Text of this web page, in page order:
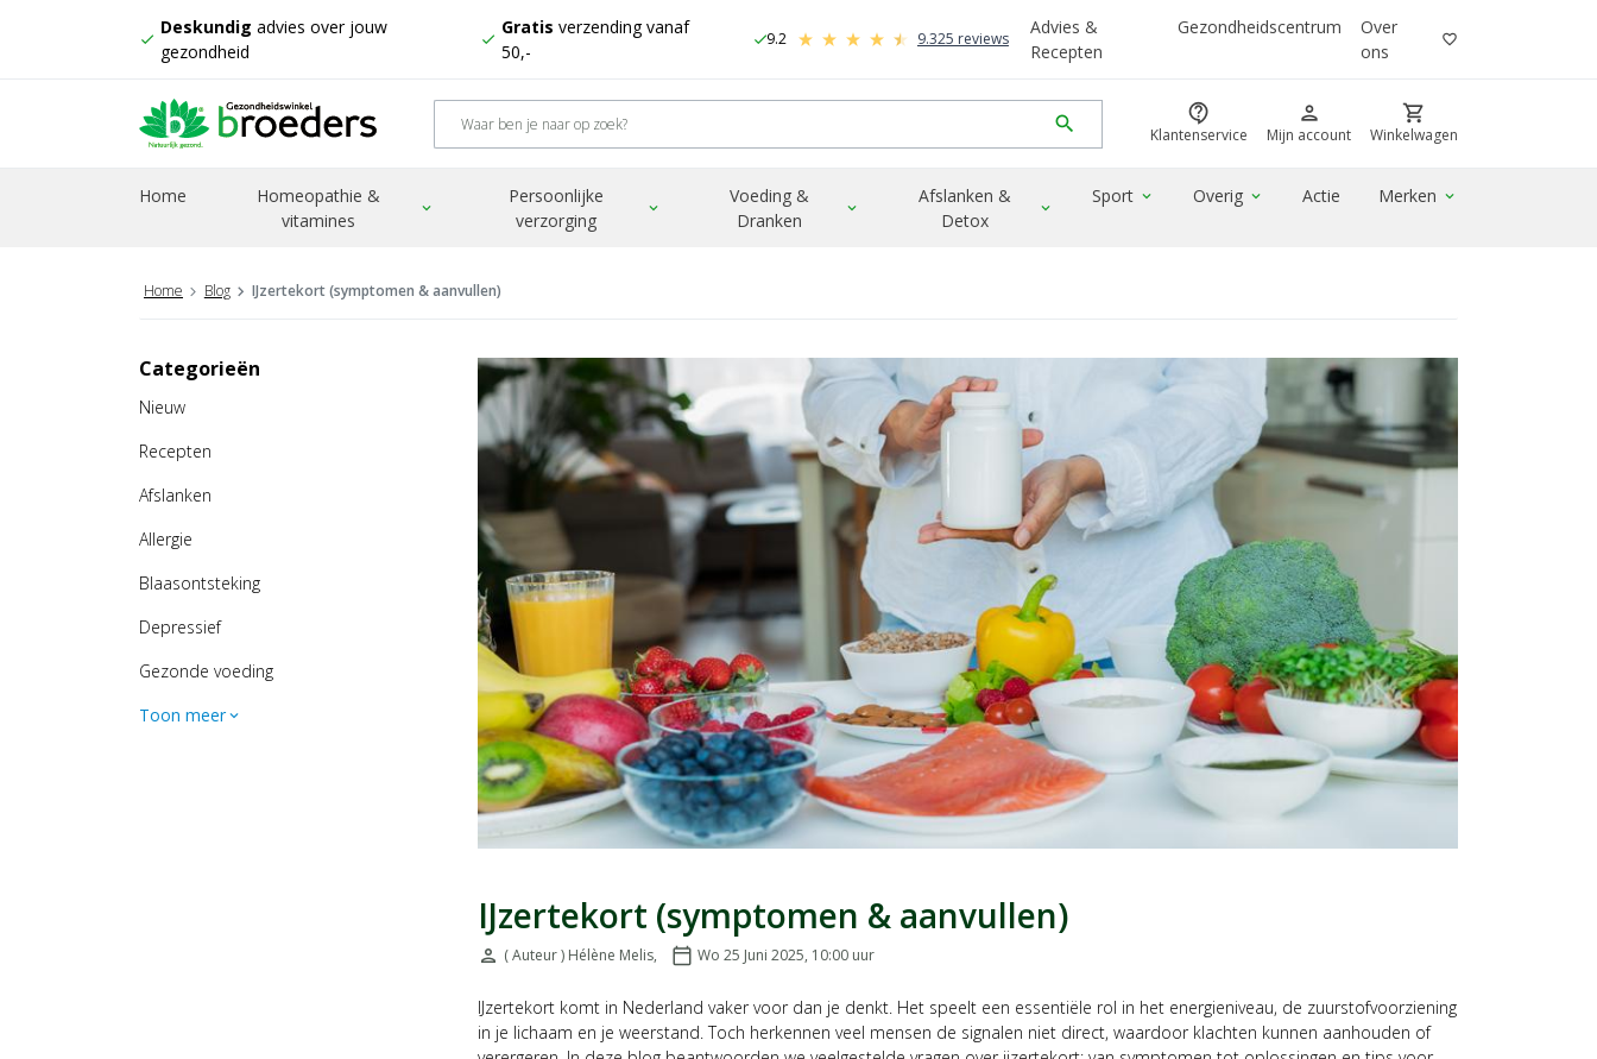
check
Deskundig advies over jouw
gezondheid
check
Gratis verzending vanaf
50,-
check9.2 9.325 reviews
Advies &
Recepten
Gezondheidscentrum
Over
ons
favorite_border
search contact_support
Klantenservice
person
Mijn account
shopping_cart
Winkelwagen
Home
Homeopathie &
vitamines
expand_more
Persoonlijke
verzorging
expand_more
Voeding &
Dranken
expand_more
Afslanken &
Detox
expand_more
Sport expand_more Overig expand_more Actie Merken expand_more
Home Blog IJzertekort (symptomen & aanvullen)
Categorieën
Nieuw
Recepten
Afslanken
Allergie
Blaasontsteking
Depressief
Gezonde voeding
Toon meerexpand_more
IJzertekort (symptomen & aanvullen)
person
Door:( Auteur ) Hélène Melis, calendar_today
Geplaatst op:
Wo 25 Juni 2025, 10:00 uur
IJzertekort komt in Nederland vaker voor dan je denkt. Het speelt een essentiële rol in het energieniveau, de zuurstofvoorziening
in je lichaam en je weerstand. Toch herkennen veel mensen de signalen niet direct, waardoor klachten kunnen aanhouden of